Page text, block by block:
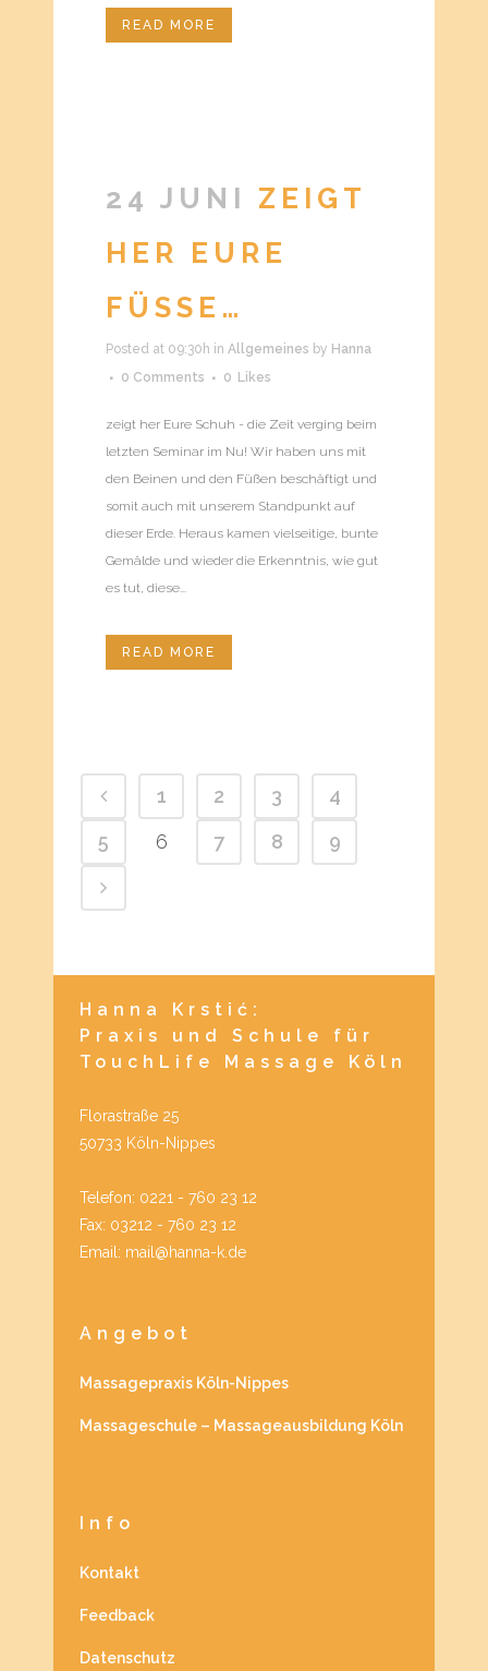
READ MORE
24 JUNI ZEIGT
HER EURE
FÜSSE…
Posted at 09:30h in Allgemeines by Hanna
0 Comments
0 Likes
zeigt her Eure Schuh - die Zeit verging beim
letzten Seminar im Nu! Wir haben uns mit
den Beinen und den Füßen beschäftigt und
somit auch mit unserem Standpunkt auf
dieser Erde. Heraus kamen vielseitige, bunte
Gemälde und wieder die Erkenntnis, wie gut
es tut, diese...
READ MORE
1 2 3
4
5
6 7 8 9
Hanna Krstić:
Praxis und Schule für
TouchLife Massage Köln
Florastraße 25
50733 Köln-Nippes
Telefon: 0221 - 760 23 12
Fax: 03212 - 760 23 12
Email: mail@hanna-k.de
Angebot
Massagepraxis Köln-Nippes
Massageschule – Massageausbildung Köln
Info
Kontakt
Feedback
Datenschutz